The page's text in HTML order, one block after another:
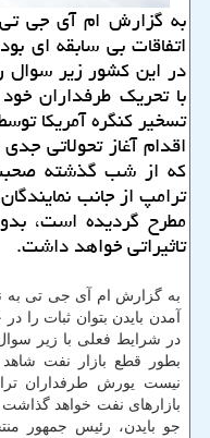
به گزارش ام آی جی
اتفاقات بی سابقه ای
در این کشور زیر سوال
با تحریک طرفداران
تسخیر کنگره آمریکا
اقدام آغاز تحولاتی
که از شب گذشته
ترامپ از جانب
مطرح گردیده است،
تاثیراتی خواهد داشت.
به گزارش ام آی جی تی به
آمدن بایدن بتوان ثبات را در
در شرایط فعلی با زیر
بطور قطع بازار نفت
نیست یورش طرفداران
بازارهای نفت خواهد
جو بایدن، رئیس جمهور